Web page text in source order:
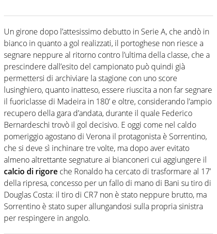
Un girone dopo l’attesissimo debutto in Serie A, che andò in
bianco in quanto a gol realizzati, il portoghese non riesce a
segnare neppure al ritorno contro l’ultima della classe, che a
prescindere dall’esito del campionato può quindi già
permettersi di archiviare la stagione con uno score
lusinghiero, quanto inatteso, essere riuscita a non far segnare
il fuoriclasse di Madeira in 180’ e oltre, considerando l’ampio
recupero della gara d’andata, durante il quale Federico
Bernardeschi trovò il gol decisivo. E oggi come nel caldo
pomeriggio agostano di Verona il protagonista è Sorrentino,
che si deve sì inchinare tre volte, ma dopo aver evitato
almeno altrettante segnature ai bianconeri cui aggiungere il
calcio di rigore che Ronaldo ha cercato di trasformare al 17’
della ripresa, concesso per un fallo di mano di Bani su tiro di
Douglas Costa: il tiro di CR7 non è stato neppure brutto, ma
Sorrentino è stato super allungandosi sulla propria sinistra
per respingere in angolo.